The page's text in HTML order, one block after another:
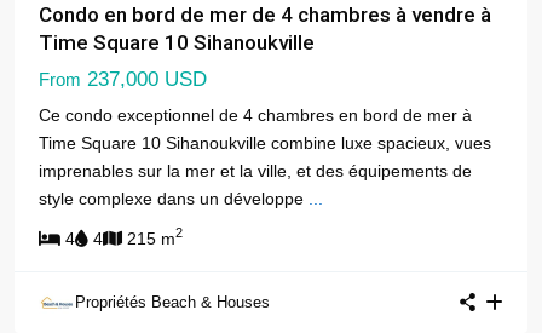
Condo en bord de mer de 4 chambres à vendre à
Time Square 10 Sihanoukville
From 237,000 USD
Ce condo exceptionnel de 4 chambres en bord de mer à
Time Square 10 Sihanoukville combine luxe spacieux, vues
imprenables sur la mer et la ville, et des équipements de
style complexe dans un développe
4 4 215 m2
Propriétés Beach & Houses